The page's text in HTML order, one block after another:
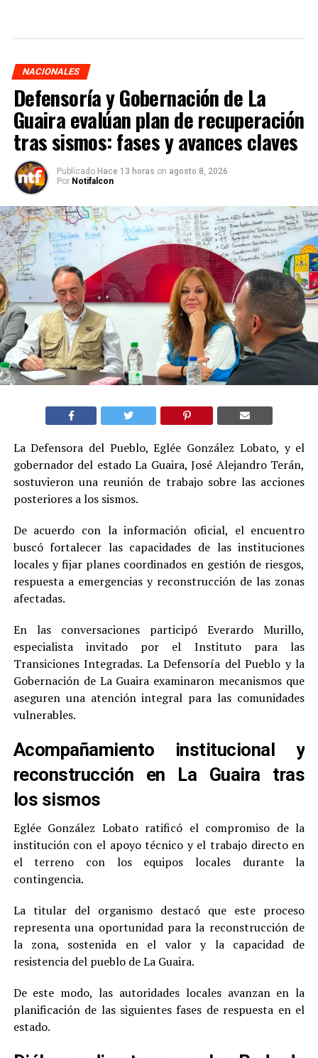
NACIONALES
Defensoría y Gobernación de La
Guaira evalúan plan de recuperación
tras sismos: fases y avances claves
Publicado Hace 13 horas on agosto 8, 2026
Por Notifalcon
La Defensora del Pueblo, Eglée González Lobato, y el
gobernador del estado La Guaira, José Alejandro Terán,
sostuvieron una reunión de trabajo sobre las acciones
posteriores a los sismos.
De acuerdo con la información oficial, el encuentro
buscó fortalecer las capacidades de las instituciones
locales y fijar planes coordinados en gestión de riesgos,
respuesta a emergencias y reconstrucción de las zonas
afectadas.
En las conversaciones participó Everardo Murillo,
especialista invitado por el Instituto para las
Transiciones Integradas. La Defensoría del Pueblo y la
Gobernación de La Guaira examinaron mecanismos que
aseguren una atención integral para las comunidades
vulnerables.
Acompañamiento institucional y
reconstrucción en La Guaira tras
los sismos
Eglée González Lobato ratificó el compromiso de la
institución con el apoyo técnico y el trabajo directo en
el terreno con los equipos locales durante la
contingencia.
La titular del organismo destacó que este proceso
representa una oportunidad para la reconstrucción de
la zona, sostenida en el valor y la capacidad de
resistencia del pueblo de La Guaira.
De este modo, las autoridades locales avanzan en la
planificación de las siguientes fases de respuesta en el
estado.